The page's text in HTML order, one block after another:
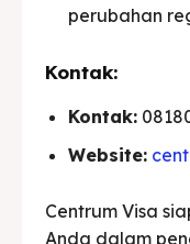
perubahan
Kontak:
Kontak:
Website:
Centrum Visa
Anda dalam